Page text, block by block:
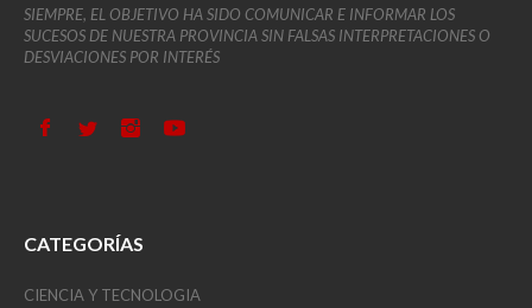
SIEMPRE, EL OBJETIVO HA SIDO COMUNICAR E INFORMAR LOS
SUCESOS DE NUESTRA PROVINCIA SIN FALSAS INTERPRETACIONES O
DESVIACIONES POR INTERÉS
CATEGORÍAS
CIENCIA Y TECNOLOGIA